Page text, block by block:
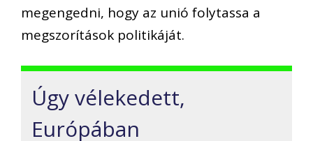
megengedni, hogy az unió folytassa a
megszorítások politikáját.
Úgy vélekedett,
Európában